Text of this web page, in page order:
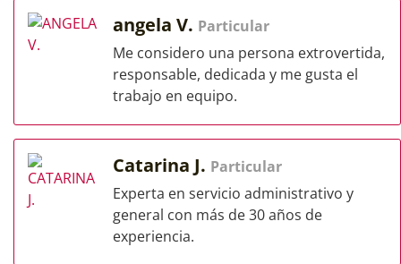
angela V. Particular
Me considero una persona extrovertida,
responsable, dedicada y me gusta el
trabajo en equipo.
Catarina J. Particular
Experta en servicio administrativo y
general con más de 30 años de
experiencia.